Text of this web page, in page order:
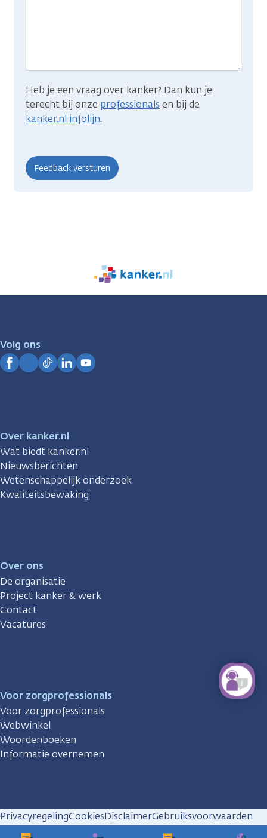
Heb je een vraag over kanker? Dan kun je
terecht bij onze professionals en bij de
kanker.nl infolijn.
We
zijn
Volg ons
Over kanker.nl
Wat biedt kanker.nl
Nieuwsberichten
Wetenschappelijk onderzoek
Kwaliteitsbewaking
Over ons
De organisatie
Project kanker & werk
Contact
Vacatures
Voor zorgprofessionals
Voor zorgprofessionals
Webwinkel
Woordenboeken
Informatie overnemen
PrivacyregelingCookiesDisclaimerGebruiksvoorwaarden
Huisregels